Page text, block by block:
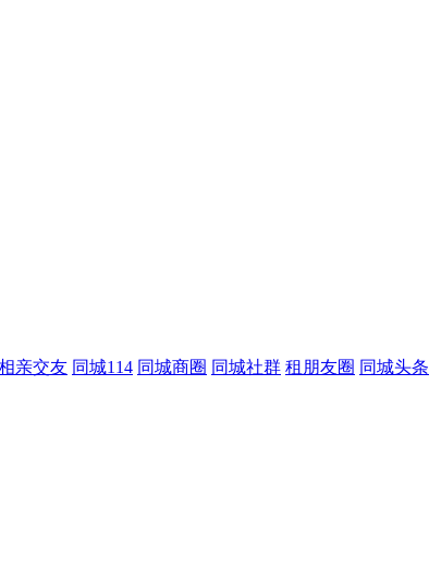
亲交友 同城114 同城商圈 同城社群 租朋友圈 同城头条